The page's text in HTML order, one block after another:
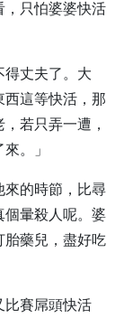
，只怕婆婆快活
得丈夫了。大
西這等快活，那
若只弄一遭，
。」
來的時節，比尋
個暈殺人呢。婆
胎藥兒，盡好吃
比賽屌頭快活